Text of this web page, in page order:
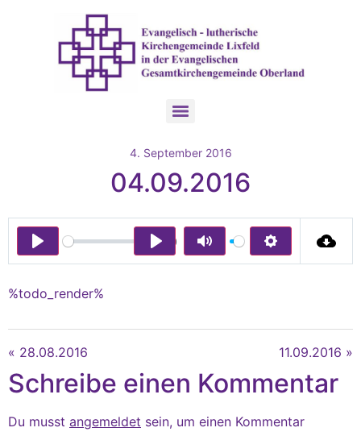
4. September 2016
04.09.2016
Play
00:00
Mute Settings
Play
%todo_render%
« 28.08.2016 11.09.2016 »
Schreibe einen Kommentar
Du musst angemeldet sein, um einen Kommentar